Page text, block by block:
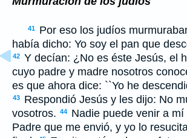
41
Por eso los judíos
había dicho: Yo soy el pan que
42 Y decían: ¿No es éste Jesús, el
cuyo padre y madre nosotros
es que ahora dice: ``Yo he
43
Respondió Jesús y les dijo: No
vosotros. 44
Nadie puede venir a mí
Padre que me envió, y yo lo